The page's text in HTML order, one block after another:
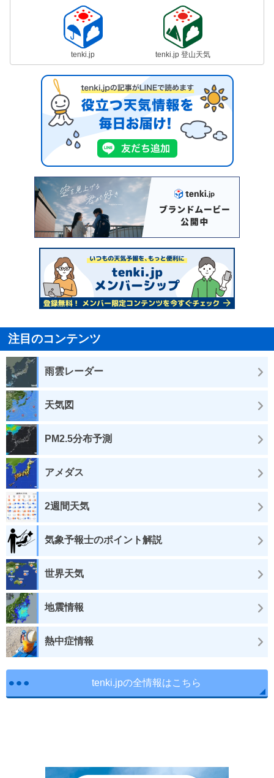
tenki.jp tenki.jp 登山天気
注目のコンテンツ
雨雲レーダー
天気図
PM2.5分布予測
アメダス
2週間天気
気象予報士のポイント解説
世界天気
地震情報
熱中症情報
tenki.jpの全情報はこちら